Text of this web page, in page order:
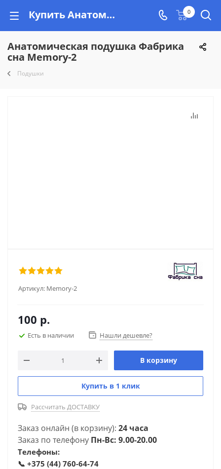
Купить Анатомическая подушка Фабрика сна Memory-2, низкая цена, рассрочка на Vishop. 0
Анатомическая подушка Фабрика
сна Memory-2
Подушки
Артикул: Memory-2
100 р.
Есть в наличии Нашли дешевле?
В корзину
Купить в 1 клик
Рассчитать ДОСТАВКУ
Заказ онлайн (в корзину): 24 часа
Заказ по телефону Пн-Вс: 9.00-20.00
Телефоны:
📞 +375 (44) 760-64-74